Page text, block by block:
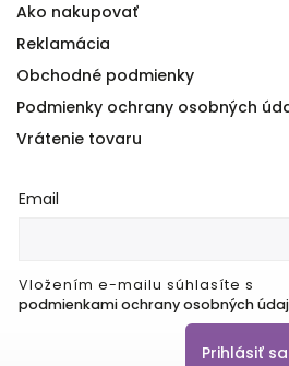
Ako nakupovať
Reklamácia
Obchodné podmienky
Podmienky ochrany osobných
Vrátenie tovaru
Email
Vložením e-mailu súhlasíte s
podmienkami ochrany osobných
Prihlásiť sa